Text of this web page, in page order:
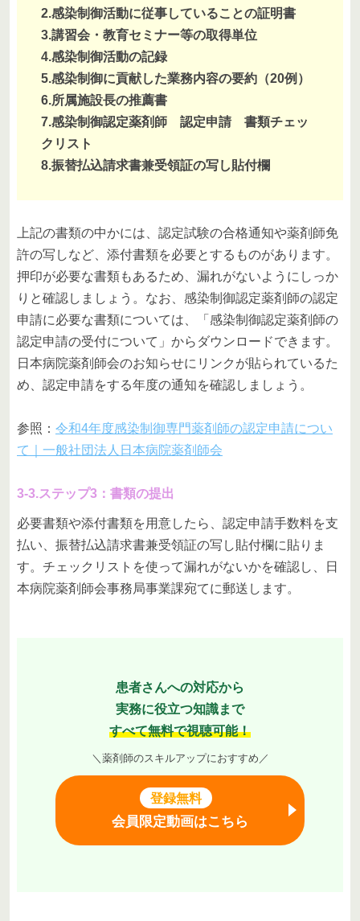
2.感染制御活動に従事していることの証明書
3.講習会・教育セミナー等の取得単位
4.感染制御活動の記録
5.感染制御に貢献した業務内容の要約（20例）
6.所属施設長の推薦書
7.感染制御認定薬剤師 認定申請 書類チェッ
クリスト
8.振替払込請求書兼受領証の写し貼付欄
上記の書類の中かには、認定試験の合格通知や薬剤師免
許の写しなど、添付書類を必要とするものがあります。
押印が必要な書類もあるため、漏れがないようにしっか
りと確認しましょう。なお、感染制御認定薬剤師の認定
申請に必要な書類については、「感染制御認定薬剤師の
認定申請の受付について」からダウンロードできます。
日本病院薬剤師会のお知らせにリンクが貼られているた
め、認定申請をする年度の通知を確認しましょう。
参照： 令和4年度感染制御専門薬剤師の認定申請につい
て｜一般社団法人日本病院薬剤師会
3-3.ステップ3：書類の提出
必要書類や添付書類を用意したら、認定申請手数料を支
払い、振替払込請求書兼受領証の写し貼付欄に貼りま
す。チェックリストを使って漏れがないかを確認し、日
本病院薬剤師会事務局事業課宛てに郵送します。
患者さんへの対応から
実務に役立つ知識まで
すべて無料で視聴可能！
＼薬剤師のスキルアップにおすすめ／
登録無料
会員限定動画はこちら